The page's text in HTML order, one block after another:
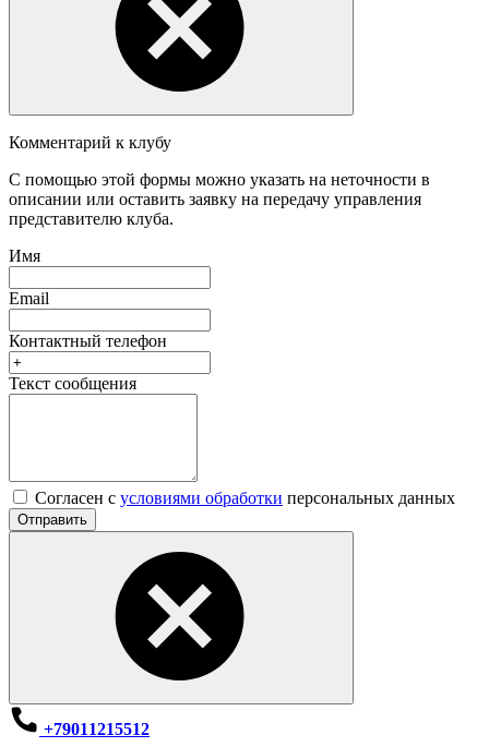
Комментарий к клубу
С помощью этой формы можно указать на неточности в
описании или оставить заявку на передачу управления
представителю клуба.
Имя
Email
Контактный телефон
Текст сообщения
Согласен с условиями обработки персональных данных
Отправить
+79011215512